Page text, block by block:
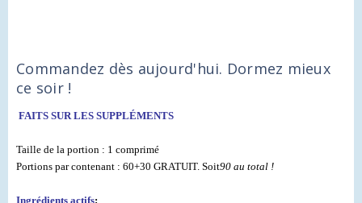
Commandez dès aujourd'hui. Dormez mieux
ce soir !
FAITS SUR LES SUPPLÉMENTS
Taille de la portion : 1 comprimé
Portions par contenant : 60+30 GRATUIT. Soit90 au total !
Ingrédients actifs: